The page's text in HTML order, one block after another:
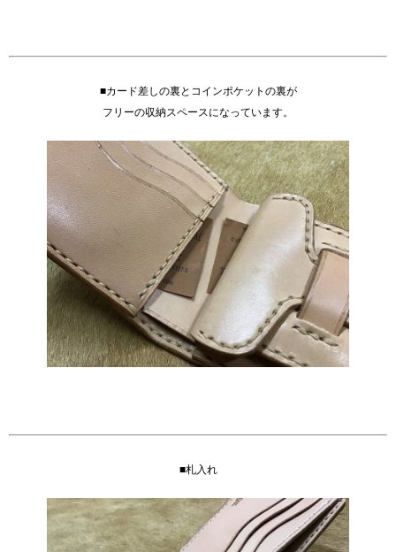
■カード差しの裏とコインポケットの裏が
フリーの収納スペースになっています。
■札入れ